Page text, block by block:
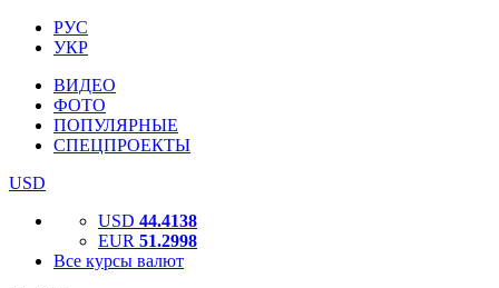
РУС
УКР
ВИДЕО
ФОТО
ПОПУЛЯРНЫЕ
СПЕЦПРОЕКТЫ
USD
USD 44.4138
EUR 51.2998
Все курсы валют